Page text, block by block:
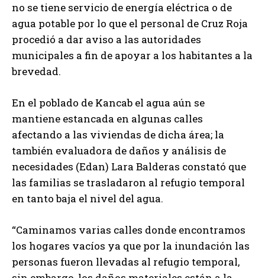
no se tiene servicio de energía eléctrica o de
agua potable por lo que el personal de Cruz Roja
procedió a dar aviso a las autoridades
municipales a fin de apoyar a los habitantes a la
brevedad.
En el poblado de Kancab el agua aún se
mantiene estancada en algunas calles
afectando a las viviendas de dicha área; la
también evaluadora de daños y análisis de
necesidades (Edan) Lara Balderas constató que
las familias se trasladaron al refugio temporal
en tanto baja el nivel del agua.
“Caminamos varias calles donde encontramos
los hogares vacíos ya que por la inundación las
personas fueron llevadas al refugio temporal,